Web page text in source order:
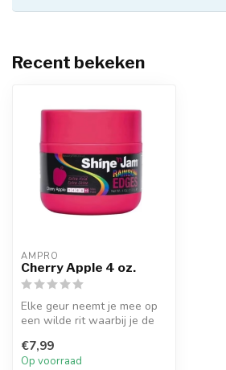
Recent bekeken
AMPRO
Cherry Apple 4 oz.
Elke geur neemt je mee op
een wilde rit waarbij je de
be...
€7,99
Op voorraad